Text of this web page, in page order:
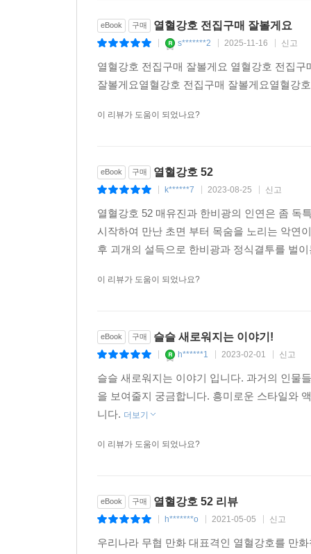
eBook 구매 열혈강호 전집구매 잘볼게요
s*******2 2025-11-16 신고
열혈강호 전집구매 잘볼게요 열혈강호 전집
잘볼게요열혈강호 전집구매 잘볼게요열혈강
이 리뷰가 도움이 되었나요?
eBook 구매 열혈강호 52
k******7 2023-08-25 신고
열혈강호 52 매유진과 한비광의 인연은 좀 독
시작하여 만난 초면 부터 목숨을 노리는 악연
후 괴개의 설득으로 한비광과 정식결투를 벌
이 리뷰가 도움이 되었나요?
eBook 구매 슬슬 새로워지는 이야기!
h******1 2023-02-01 신고
슬슬 새로워지는 이야기 입니다. 과거의 인물
을 보여줄지 궁금합니다. 흥미로운 스타일와
니다. 더보기
이 리뷰가 도움이 되었나요?
eBook 구매 열혈강호 52 리뷰
h*******o 2021-05-05 신고
우리나라 무협 만화 대표격인 열혈강호를 만